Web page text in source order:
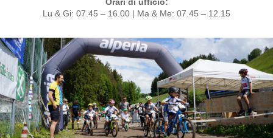
Lu & Gi: 07.45 – 16.00 | Ma & Me: 07.45 – 12.15